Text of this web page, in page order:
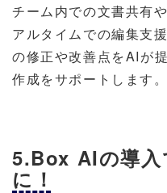
チーム内での文書共有
アルタイムでの編集支
の修正や改善点をAIが
作成をサポートします。
5.Box AIの導入
に！